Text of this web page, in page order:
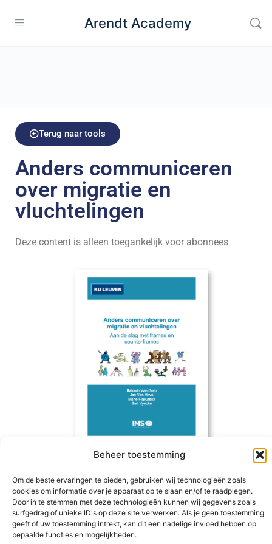
Beheer toestemming
Om de beste ervaringen te bieden, gebruiken wij technologieën zoals
cookies om informatie over je apparaat op te slaan en/of te raadplegen.
Door in te stemmen met deze technologieën kunnen wij gegevens zoals
surfgedrag of unieke ID's op deze site verwerken. Als je geen toestemming
geeft of uw toestemming intrekt, kan dit een nadelige invloed hebben op
bepaalde functies en mogelijkheden.
Arendt Academy
Terug naar tools
Anders communiceren
over migratie en
vluchtelingen
Deze content is alleen toegankelijk voor abonnees